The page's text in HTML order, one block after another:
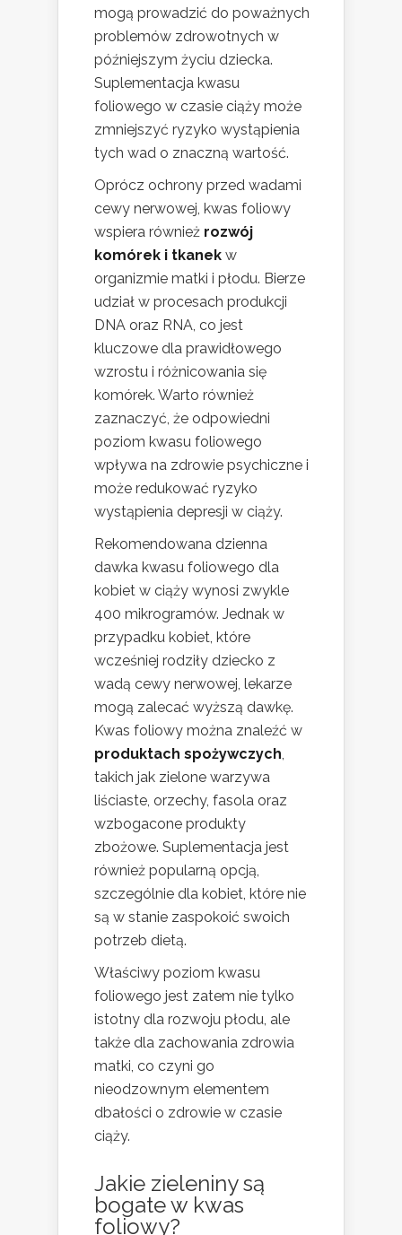
mogą prowadzić do poważnych
problemów zdrowotnych w
późniejszym życiu dziecka.
Suplementacja kwasu
foliowego w czasie ciąży może
zmniejszyć ryzyko wystąpienia
tych wad o znaczną wartość.
Oprócz ochrony przed wadami
cewy nerwowej, kwas foliowy
wspiera również rozwój
komórek i tkanek w
organizmie matki i płodu. Bierze
udział w procesach produkcji
DNA oraz RNA, co jest
kluczowe dla prawidłowego
wzrostu i różnicowania się
komórek. Warto również
zaznaczyć, że odpowiedni
poziom kwasu foliowego
wpływa na zdrowie psychiczne i
może redukować ryzyko
wystąpienia depresji w ciąży.
Rekomendowana dzienna
dawka kwasu foliowego dla
kobiet w ciąży wynosi zwykle
400 mikrogramów. Jednak w
przypadku kobiet, które
wcześniej rodziły dziecko z
wadą cewy nerwowej, lekarze
mogą zalecać wyższą dawkę.
Kwas foliowy można znaleźć w
produktach spożywczych,
takich jak zielone warzywa
liściaste, orzechy, fasola oraz
wzbogacone produkty
zbożowe. Suplementacja jest
również popularną opcją,
szczególnie dla kobiet, które nie
są w stanie zaspokoić swoich
potrzeb dietą.
Właściwy poziom kwasu
foliowego jest zatem nie tylko
istotny dla rozwoju płodu, ale
także dla zachowania zdrowia
matki, co czyni go
nieodzownym elementem
dbałości o zdrowie w czasie
ciąży.
Jakie zieleniny są
bogate w kwas
foliowy?